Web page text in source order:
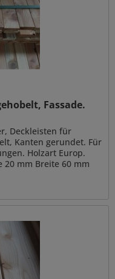
Fassade.
Deckleisten für
Kanten gerundet. Für
Holzart Europ.
20 mm Breite 60 mm